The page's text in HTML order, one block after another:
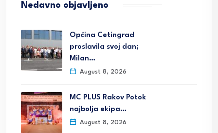
Nedavno objavljeno
Općina Cetingrad
proslavila svoj dan;
Milan…
August 8, 2026
MC PLUS Rakov Potok
najbolja ekipa…
August 8, 2026